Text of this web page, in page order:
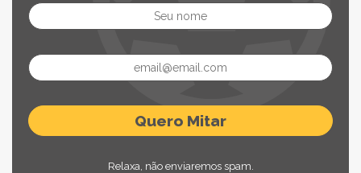
Relaxa, não enviaremos spam.